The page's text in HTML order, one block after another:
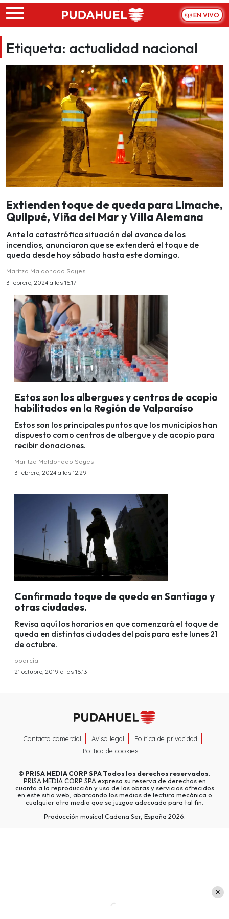
Skip to main content
EN VIVO
Etiqueta: actualidad nacional
Extienden toque de queda para Limache,
Quilpué, Viña del Mar y Villa Alemana
Ante la catastrófica situación del avance de los
incendios, anunciaron que se extenderá el toque de
queda desde hoy sábado hasta este domingo.
Maritza Maldonado Sayes
3 febrero, 2024 a las 16:17
Estos son los albergues y centros de acopio
habilitados en la Región de Valparaíso
Estos son los principales puntos que los municipios han
dispuesto como centros de albergue y de acopio para
recibir donaciones.
Maritza Maldonado Sayes
3 febrero, 2024 a las 12:29
Confirmado toque de queda en Santiago y
otras ciudades.
Revisa aquí los horarios en que comenzará el toque de
queda en distintas ciudades del país para este lunes 21
de octubre.
bbarcia
21 octubre, 2019 a las 16:13
Contacto comercial Aviso legal
Política de privacidad
Política de cookies
© PRISA MEDIA CORP SPATodos los derechos reservados.
PRISA MEDIA CORP SPA expresa su reserva de derechos en
cuanto a la reproducción y uso de las obras y servicios ofrecidos
en este sitio web, abarcando los medios de lectura mecánica o
cualquier otro medio que se juzgue adecuado para tal fin.
Producción musical Cadena Ser, España 2026.